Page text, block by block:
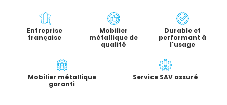
Entreprise
française
Mobilier
métallique de
qualité
Durable et
performant à
l'usage
Mobilier métallique
garanti
Service SAV assuré